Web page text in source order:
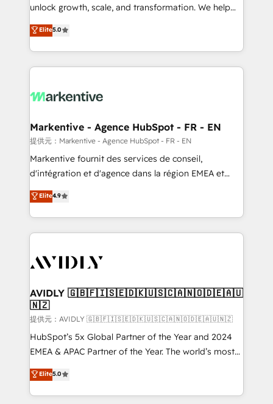
データ移行と活用設計まで。 ▸ AEO対応：ChatGPT・
ンツとサイト構造を最適化。 🏆 なぜ100incを選ぶの
か？ ✓ HubSpot Eliteパートナー認定 ✓ HubSpotアワ
ード受賞・HUGリーダー ✓ ISO27001:2022 /
HubSpot大百科 出版 CRM・AI活用に関するご相談、現
せください。
accreditations and deep HIPAA-compliance
expertise. - A team of 250+ experts dedicated to
your resilient growth.
unlock growth, scale, and transformation. We help
companies activate HubSpot’s AI-powered
customer platform and operationalize HubSpot’s
Loop Marketing framework through expert-led
services, smart agents, and purpose-built apps,
results, fast. ⚙️CRM & RevOps: Align all Hubs to your
🎯Demand Gen & ABM: Drive pipeline with inbound,
ABM, AEO, SEO, & paid media. 👩‍💻Web Design:
Build high-performing websites with UX, messaging,
& conversion strategy that drive results. 🤖AI
AI, & maximize AEO with tailored AI services. 🧩
Integrations: Extend HubSpot with custom
Elite5.0
Markentive - Agence HubSpot - FR - EN
提供元：Markentive - Agence HubSpot - FR - EN
Markentive fournit des services de conseil,
d'intégration et d'agence dans la région EMEA et
North America. Avec plus de 115 experts en
marketing automation, Growth, Revops, CRM et
webdesign. Markentive is both a consulting firm, a
digital agency and an integrator. With over 115
CRM and webdesign (We focus on EMEA - USA
Elite4.9
AVIDLY 🇬🇧🇫🇮🇸🇪🇩🇰🇺🇸🇨🇦🇳🇴🇩🇪🇦🇺
🇳🇿
提供元：AVIDLY 🇬🇧🇫🇮🇸🇪🇩🇰🇺🇸🇨🇦🇳🇴🇩🇪🇦🇺🇳🇿
HubSpot’s 5x Global Partner of the Year and 2024
EMEA & APAC Partner of the Year. The world’s most
experienced and fully accredited HubSpot Solutions
Partner. 🚀 With 2,750+ HubSpot projects delivered
and 370+ specialists across EMEA, APAC and NAM,
Elite5.0